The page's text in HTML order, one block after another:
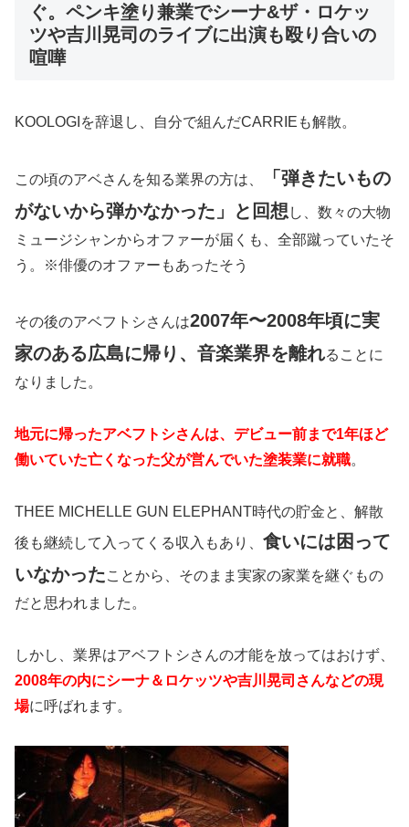
ぐ。ペンキ塗り兼業でシーナ&ザ・ロケッ
ツや吉川晃司のライブに出演も殴り合いの
喧嘩
KOOLOGIを辞退し、自分で組んだCARRIEも解散。
この頃のアベさんを知る業界の方は、
「弾きたいもの
がないから弾かなかった」と回想 し、数々の大物
ミュージシャンからオファーが届くも、全部蹴っていたそ
う。
※俳優のオファーもあったそう
その後のアベフトシさんは2007年〜2008年頃に実
家のある広島に帰り、音楽業界を離れることに
なりました。
地元に帰ったアベフトシさんは、デビュー前まで1年ほど
働いていた亡くなった父が営んでいた塗装業に就職。
THEE MICHELLE GUN ELEPHANT時代の貯金と、解散
後も継続して入ってくる収入もあり、 食いには困って
いなかったことから、そのまま実家の家業を継ぐもの
だと思われました。
しかし、業界はアベフトシさんの才能を放ってはおけず、
2008年の内にシーナ＆ロケッツや吉川晃司さんなどの現
場に呼ばれます。